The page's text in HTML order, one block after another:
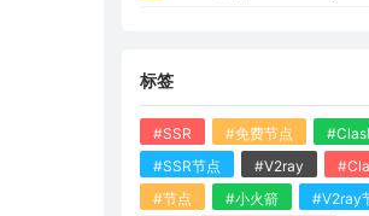
标签
#SSR #免费节点
#SSR节点
#V2ray
#节点
#小火箭
#V2ray